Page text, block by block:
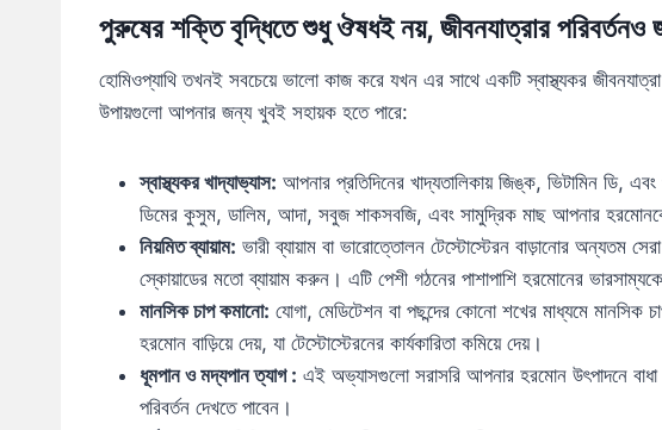
পুরুষের শক্তি বৃদ্ধিতে শুধু ঔষধই নয়, জীবনযাত্রার পরিবর্তনও
হোমিওপ্যাথি তখনই সবচেয়ে ভালো কাজ করে যখন এর সাথে একটি স্বাস্থ্যকর
উপায়গুলো আপনার জন্য খুবই সহায়ক হতে পারে:
স্বাস্থ্যকর খাদ্যাভ্যাস: আপনার প্রতিদিনের খাদ্যতালিকায় জিঙ্ক, ভিটামিন ডি,
ডিমের কুসুম, ডালিম, আদা, সবুজ শাকসবজি, এবং সামুদ্রিক মাছ আপনার
নিয়মিত ব্যায়াম: ভারী ব্যায়াম বা ভারোত্তোলন টেস্টোস্টেরন বাড়ানোর অন্যতম
স্কোয়াডের মতো ব্যায়াম করুন। এটি পেশী গঠনের পাশাপাশি হরমোনের
মানসিক চাপ কমানো: যোগা, মেডিটেশন বা পছন্দের কোনো শখের মাধ্যমে মানসিক
হরমোন বাড়িয়ে দেয়, যা টেস্টোস্টেরনের কার্যকারিতা কমিয়ে দেয়।
ধূমপান ও মদ্যপান ত্যাগ : এই অভ্যাসগুলো সরাসরি আপনার হরমোন উৎপাদনে
পরিবর্তন দেখতে পাবেন।